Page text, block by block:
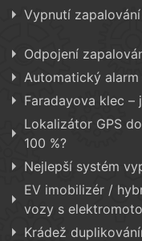
Vypnutí
Odpojení
Automatický
Faradayova klec
Lokalizátor GPS
100 %?
Nejlepší systém
EV imobilizér /
vozy s
Krádež